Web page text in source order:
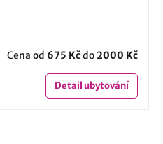
Cena od 675 Kčdo2000 Kč
Detailubytování